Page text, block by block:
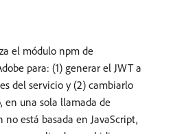
el módulo npm de
para: (1) generar el JWT a
del servicio y (2) cambiarlo
en una sola llamada de
está basada en JavaScript,